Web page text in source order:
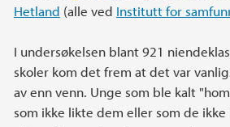
Hetland (alle ved Institutt for
I undersøkelsen blant 921
skoler kom det frem at det var
av enn venn. Unge som ble kalt
som ikke likte dem eller som de